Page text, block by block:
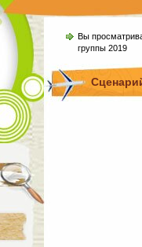
Вы
группы 2019